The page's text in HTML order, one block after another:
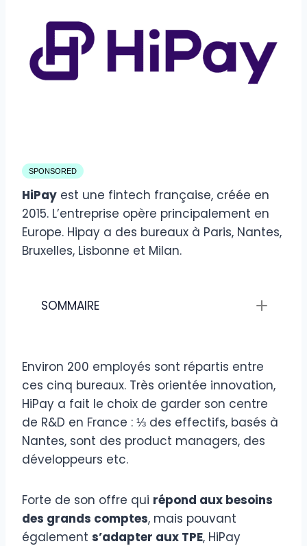
SPONSORED
HiPay est une fintech française, créée en
2015. L’entreprise opère principalement en
Europe. Hipay a des bureaux à Paris, Nantes,
Bruxelles, Lisbonne et Milan.
SOMMAIRE
Environ 200 employés sont répartis entre
ces cinq bureaux. Très orientée innovation,
HiPay a fait le choix de garder son centre
de R&D en France : ⅓ des effectifs, basés à
Nantes, sont des product managers, des
développeurs etc.
Forte de son offre qui répond aux besoins
des grands comptes, mais pouvant
également s’adapter aux TPE, HiPay